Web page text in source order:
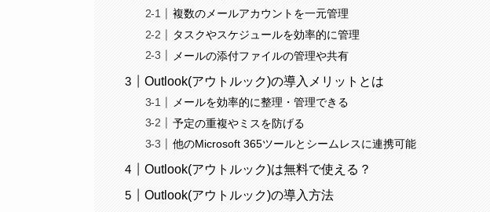
複数のメールアカウントを一元管理
タスクやスケジュールを効率的に管理
メールの添付ファイルの管理や共有
Outlook(アウトルック)の導入メリットとは
メールを効率的に整理・管理できる
予定の重複やミスを防げる
他のMicrosoft 365ツールとシームレスに連携可能
Outlook(アウトルック)は無料で使える？
Outlook(アウトルック)の導入方法